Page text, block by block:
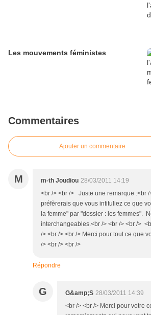
Les mouvements féministes
Commentaires
Ajouter un commentaire
M m-th Joudiou 28/03/2011 14:19
<br /> <br /> Juste une remarque :<br /
préfèrerais que vous intituliez ce que
la femme" par "dossier : les femmes".
interchangeables.<br /> <br /> <br />
/> <br /> <br /> Merci pour tout ce que
/> <br /> <br />
Répondre
G G&amp;S 28/03/2011 14:39
<br /> <br /> Merci pour votre